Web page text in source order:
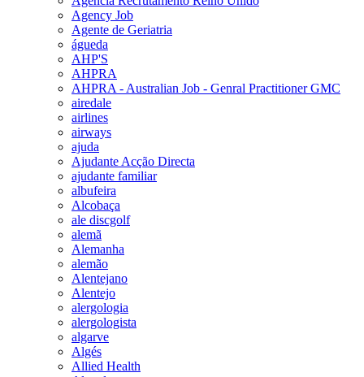
Agency Job
Agente de Geriatria
águeda
AHP'S
AHPRA
AHPRA - Australian Job - Genral Practitioner GMC
airedale
airlines
airways
ajuda
Ajudante Acção Directa
ajudante familiar
albufeira
Alcobaça
ale discgolf
alemã
Alemanha
alemão
Alentejano
Alentejo
alergologia
alergologista
algarve
Algés
Allied Health